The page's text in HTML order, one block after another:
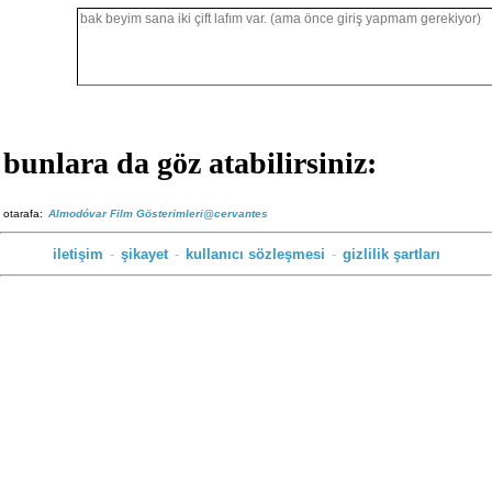
bunlara da göz atabilirsiniz:
otarafa: Almodóvar Film Gösterimleri@cervantes
iletişim - şikayet - kullanıcı sözleşmesi - gizlilik şartları